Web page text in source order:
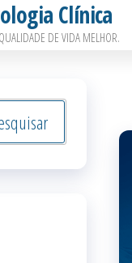
Clínica
DE VIDA MELHOR.